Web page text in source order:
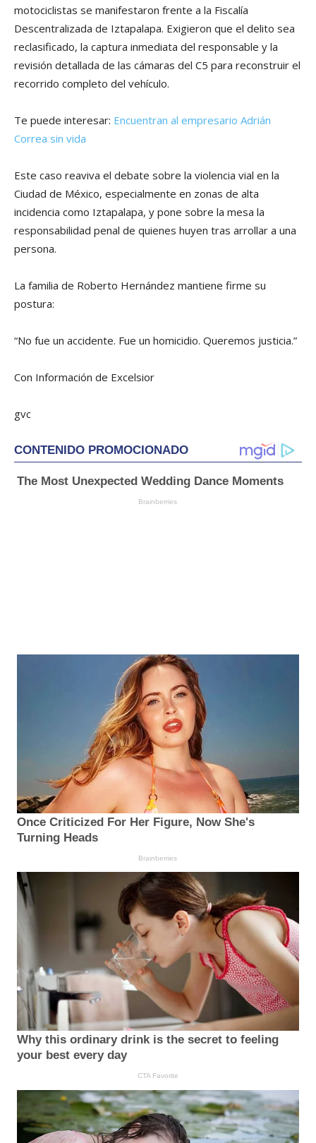
motociclistas se manifestaron frente a la Fiscalía
Descentralizada de Iztapalapa. Exigieron que el delito sea
reclasificado, la captura inmediata del responsable y la
revisión detallada de las cámaras del C5 para reconstruir el
recorrido completo del vehículo.
Te puede interesar: Encuentran al empresario Adrián
Correa sin vida
Este caso reaviva el debate sobre la violencia vial en la
Ciudad de México, especialmente en zonas de alta
incidencia como Iztapalapa, y pone sobre la mesa la
responsabilidad penal de quienes huyen tras arrollar a una
persona.
La familia de Roberto Hernández mantiene firme su
postura:
“No fue un accidente. Fue un homicidio. Queremos justicia.”
Con Información de Excelsior
gvc